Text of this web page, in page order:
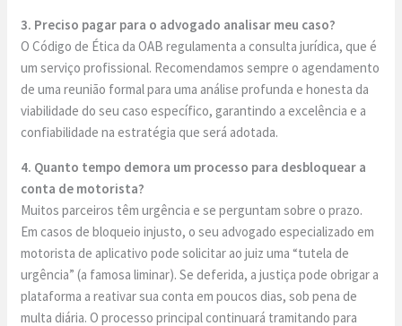
3. Preciso pagar para o advogado analisar meu caso?
O Código de Ética da OAB regulamenta a consulta jurídica, que é
um serviço profissional. Recomendamos sempre o agendamento
de uma reunião formal para uma análise profunda e honesta da
viabilidade do seu caso específico, garantindo a excelência e a
confiabilidade na estratégia que será adotada.
4. Quanto tempo demora um processo para desbloquear a
conta de motorista?
Muitos parceiros têm urgência e se perguntam sobre o prazo.
Em casos de bloqueio injusto, o seu advogado especializado em
motorista de aplicativo pode solicitar ao juiz uma “tutela de
urgência” (a famosa liminar). Se deferida, a justiça pode obrigar a
plataforma a reativar sua conta em poucos dias, sob pena de
multa diária. O processo principal continuará tramitando para